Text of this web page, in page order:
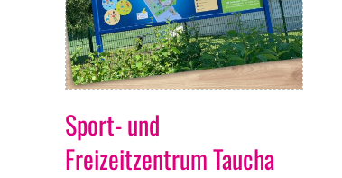
Sport- und
Freizeitzentrum Taucha